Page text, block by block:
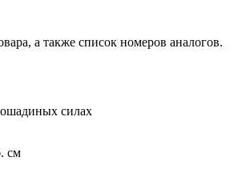
а также список номеров аналогов.
силах
см